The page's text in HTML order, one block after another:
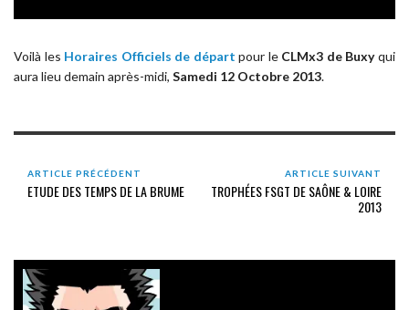
Voilà les Horaires Officiels de départ pour le CLMx3 de Buxyqui
aura lieu demain après-midi, Samedi 12 Octobre 2013.
ARTICLE PRÉCÉDENT
ETUDE DES TEMPS DE LA BRUME
ARTICLE SUIVANT
TROPHÉES FSGT DE SAÔNE & LOIRE
2013